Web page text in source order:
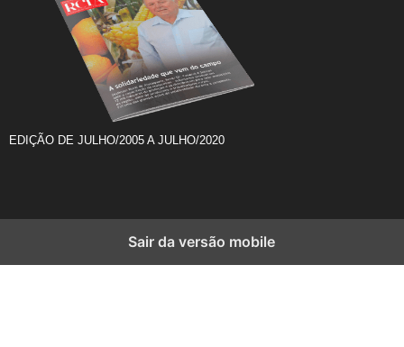
EDIÇÃO DE JULHO/2005 A JULHO/2020
Sair da versão mobile